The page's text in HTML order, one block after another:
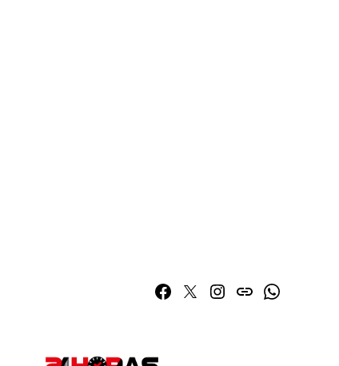
Facebook
TwitterInstagram
issuuWhatsapp